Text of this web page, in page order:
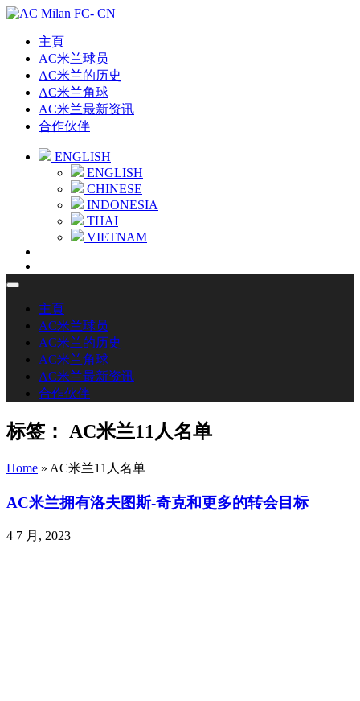
主頁
AC米兰球员
AC米兰的历史
AC米兰角球
AC米兰最新资讯
合作伙伴
ENGLISH
ENGLISH
CHINESE
INDONESIA
THAI
VIETNAM
主頁
AC米兰球员
AC米兰的历史
AC米兰角球
AC米兰最新资讯
合作伙伴
标签： AC米兰11人名单
Home » AC米兰11人名单
AC米兰拥有洛夫图斯-奇克和更多的转会目标
4 7 月, 2023